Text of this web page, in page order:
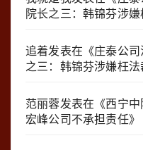
院长之三：韩锦芬涉嫌
追着发表在《庄泰公
之三：韩锦芬涉嫌枉法
范丽蓉发表在《西宁中
宏峰公司不承担责任》